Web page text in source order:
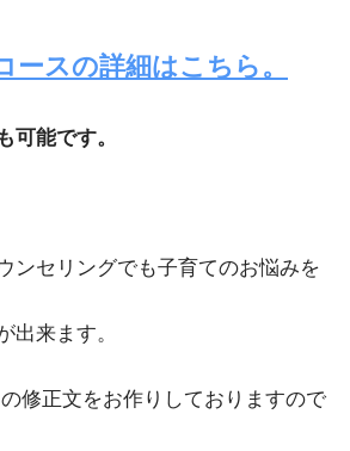
ースの詳細はこちら。
可能です。
ンセリングでも子育てのお悩みを
出来ます。
修正文をお作りしておりますので